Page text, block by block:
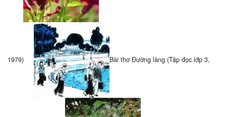
1979) Bài thơ Đường làng (Tập đọc lớp 3,